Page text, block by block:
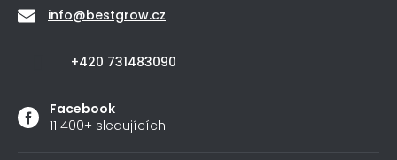
info@bestgrow.cz
+420 731483090
Facebook
11 400+ sledujících